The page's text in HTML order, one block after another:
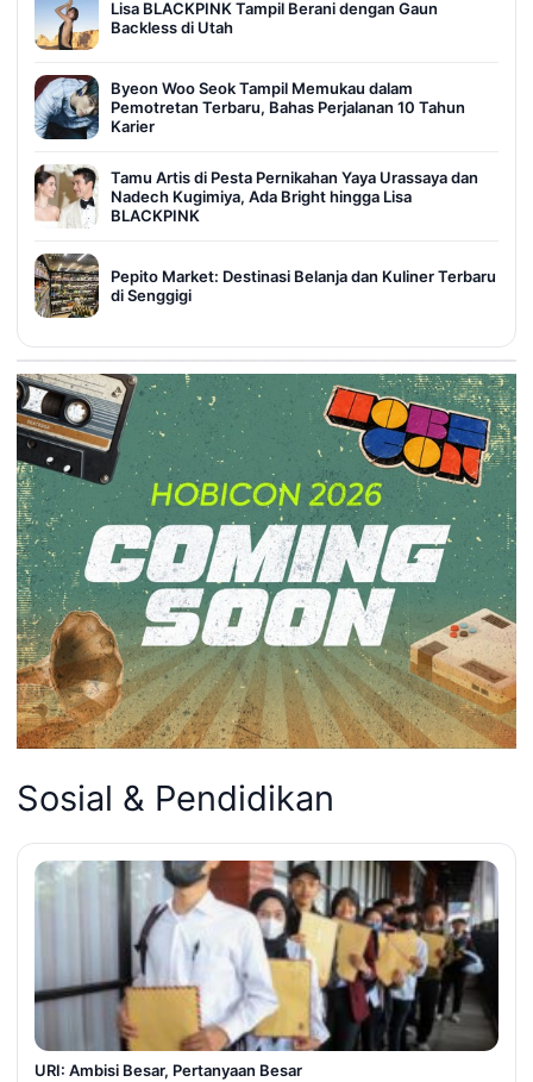
Lisa BLACKPINK Tampil Berani dengan Gaun
Backless di Utah
Byeon Woo Seok Tampil Memukau dalam
Pemotretan Terbaru, Bahas Perjalanan 10 Tahun
Karier
Tamu Artis di Pesta Pernikahan Yaya Urassaya dan
Nadech Kugimiya, Ada Bright hingga Lisa
BLACKPINK
Pepito Market: Destinasi Belanja dan Kuliner Terbaru
di Senggigi
Sosial & Pendidikan
URI: Ambisi Besar, Pertanyaan Besar